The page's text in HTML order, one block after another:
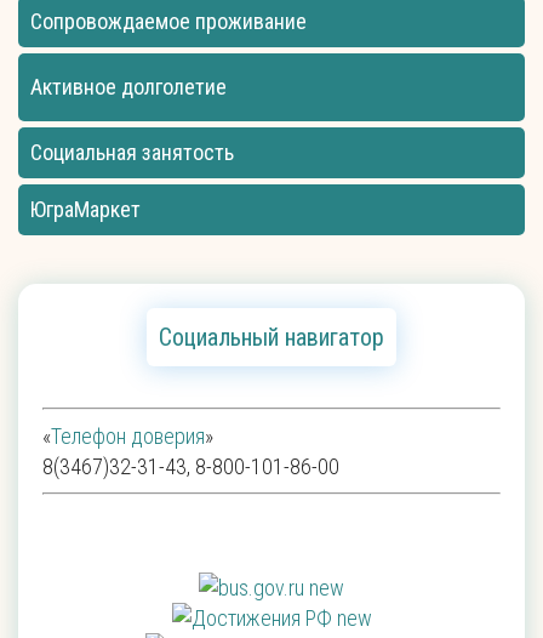
Сопровождаемое проживание
Активное долголетие
Социальная занятость
ЮграМаркет
Социальный навигатор
«Телефон доверия»
8(3467)32-31-43, 8-800-101-86-00